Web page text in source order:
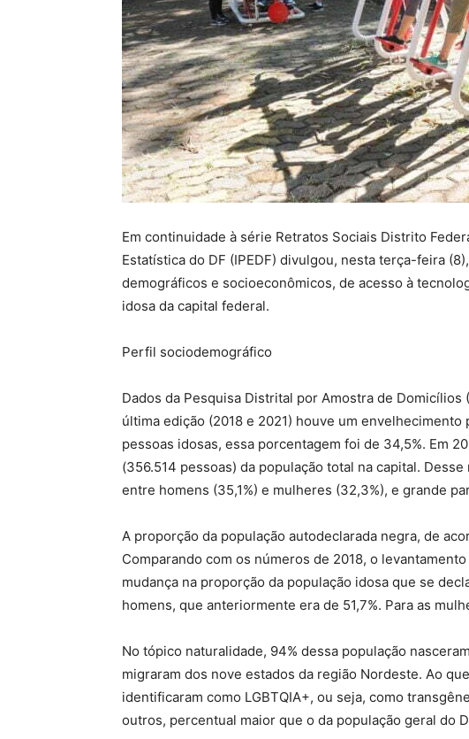
Em continuidade à série Retratos Sociais Distrito
Estatística do DF (IPEDF) divulgou, nesta terça-feira
demográficos e socioeconômicos, de acesso à
idosa da capital federal.
Perfil sociodemográfico
Dados da Pesquisa Distrital por Amostra de
última edição (2018 e 2021) houve um envelhecimento
pessoas idosas, essa porcentagem foi de 34,5%. Em
(356.514 pessoas) da população total na capital.
entre homens (35,1%) e mulheres (32,3%), e grande
A proporção da população autodeclarada negra, de
Comparando com os números de 2018, o
mudança na proporção da população idosa que se
homens, que anteriormente era de 51,7%. Para as
No tópico naturalidade, 94% dessa população
migraram dos nove estados da região Nordeste. Ao
identificaram como LGBTQIA+, ou seja, como
outros, percentual maior que o da população geral do